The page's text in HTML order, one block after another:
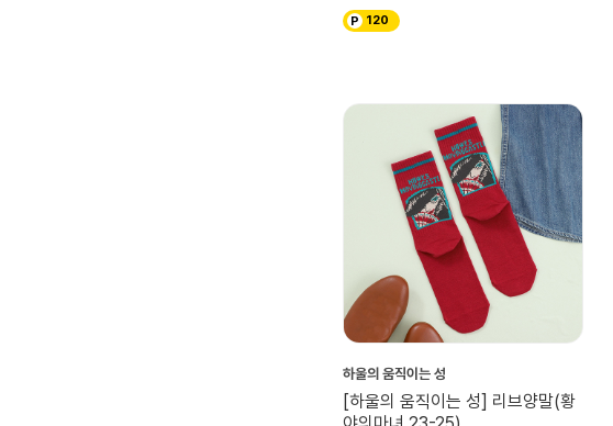
120
하울의 움직이는 성
[하울의 움직이는 성] 리브양말(황